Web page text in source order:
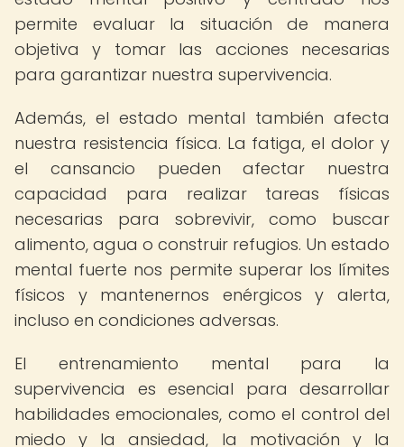
permite evaluar la situación de manera
objetiva y tomar las acciones necesarias
para garantizar nuestra supervivencia.
Además, el estado mental también afecta
nuestra resistencia física. La fatiga, el dolor y
el cansancio pueden afectar nuestra
capacidad para realizar tareas físicas
necesarias para sobrevivir, como buscar
alimento, agua o construir refugios. Un estado
mental fuerte nos permite superar los límites
físicos y mantenernos enérgicos y alerta,
incluso en condiciones adversas.
El entrenamiento mental para la
supervivencia es esencial para desarrollar
habilidades emocionales, como el control del
miedo y la ansiedad, la motivación y la